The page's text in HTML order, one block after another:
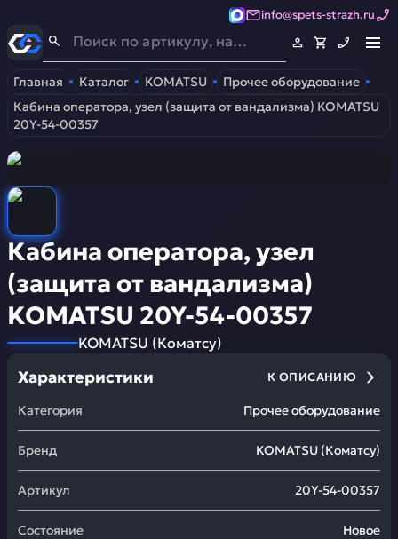
info@spets-strazh.ru
Спец-Страж- Запчасти для спецтехники
Главная Каталог KOMATSU
Прочее оборудование
Кабина оператора, узел (защита от вандализма) KOMATSU
20Y-54-00357
Кабина оператора, узел
(защита от вандализма)
KOMATSU 20Y-54-00357
KOMATSU (Коматсу)
Характеристики К ОПИСАНИЮ
Категория Прочее оборудование
Бренд KOMATSU (Коматсу)
Артикул 20Y-54-00357
Состояние Новое